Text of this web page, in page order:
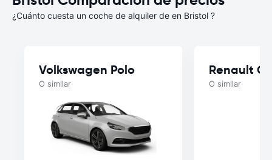
¿Cuánto cuesta un coche de alquiler de en Bristol ?
Volkswagen Polo
O similar
Renault
O similar